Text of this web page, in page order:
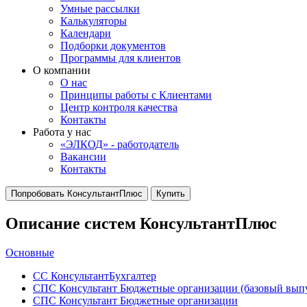
Умные рассылки
Калькуляторы
Календари
Подборки документов
Программы для клиентов
О компании
О нас
Принципы работы с Клиентами
Центр контроля качества
Контакты
Работа у нас
«ЭЛКОД» - работодатель
Вакансии
Контакты
Попробовать КонсультантПлюс Купить
Описание систем КонсультантПлюс
Основные
СС КонсультантБухгалтер
СПС Консультант Бюджетные организации (базовый
СПС Консультант Бюджетные организации